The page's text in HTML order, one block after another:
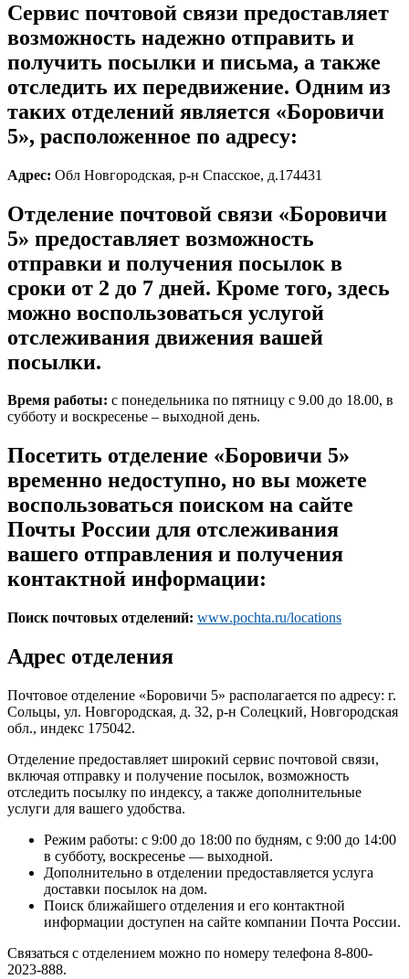
Сервис почтовой связи предоставляет
возможность надежно отправить и
получить посылки и письма, а также
отследить их передвижение. Одним из
таких отделений является «Боровичи
5», расположенное по адресу:
Адрес: Обл Новгородская, р-н Спасское, д.174431
Отделение почтовой связи «Боровичи
5» предоставляет возможность
отправки и получения посылок в
сроки от 2 до 7 дней. Кроме того, здесь
можно воспользоваться услугой
отслеживания движения вашей
посылки.
Время работы: с понедельника по пятницу с 9.00 до 18.00, в
субботу и воскресенье – выходной день.
Посетить отделение «Боровичи 5»
временно недоступно, но вы можете
воспользоваться поиском на сайте
Почты России для отслеживания
вашего отправления и получения
контактной информации:
Поиск почтовых отделений: www.pochta.ru/locations
Адрес отделения
Почтовое отделение «Боровичи 5» располагается по адресу: г.
Сольцы, ул. Новгородская, д. 32, р-н Солецкий, Новгородская
обл., индекс 175042.
Отделение предоставляет широкий сервис почтовой связи,
включая отправку и получение посылок, возможность
отследить посылку по индексу, а также дополнительные
услуги для вашего удобства.
Режим работы: с 9:00 до 18:00 по будням, с 9:00 до 14:00
в субботу, воскресенье — выходной.
Дополнительно в отделении предоставляется услуга
доставки посылок на дом.
Поиск ближайшего отделения и его контактной
информации доступен на сайте компании Почта России.
Связаться с отделением можно по номеру телефона 8-800-
2023-888.